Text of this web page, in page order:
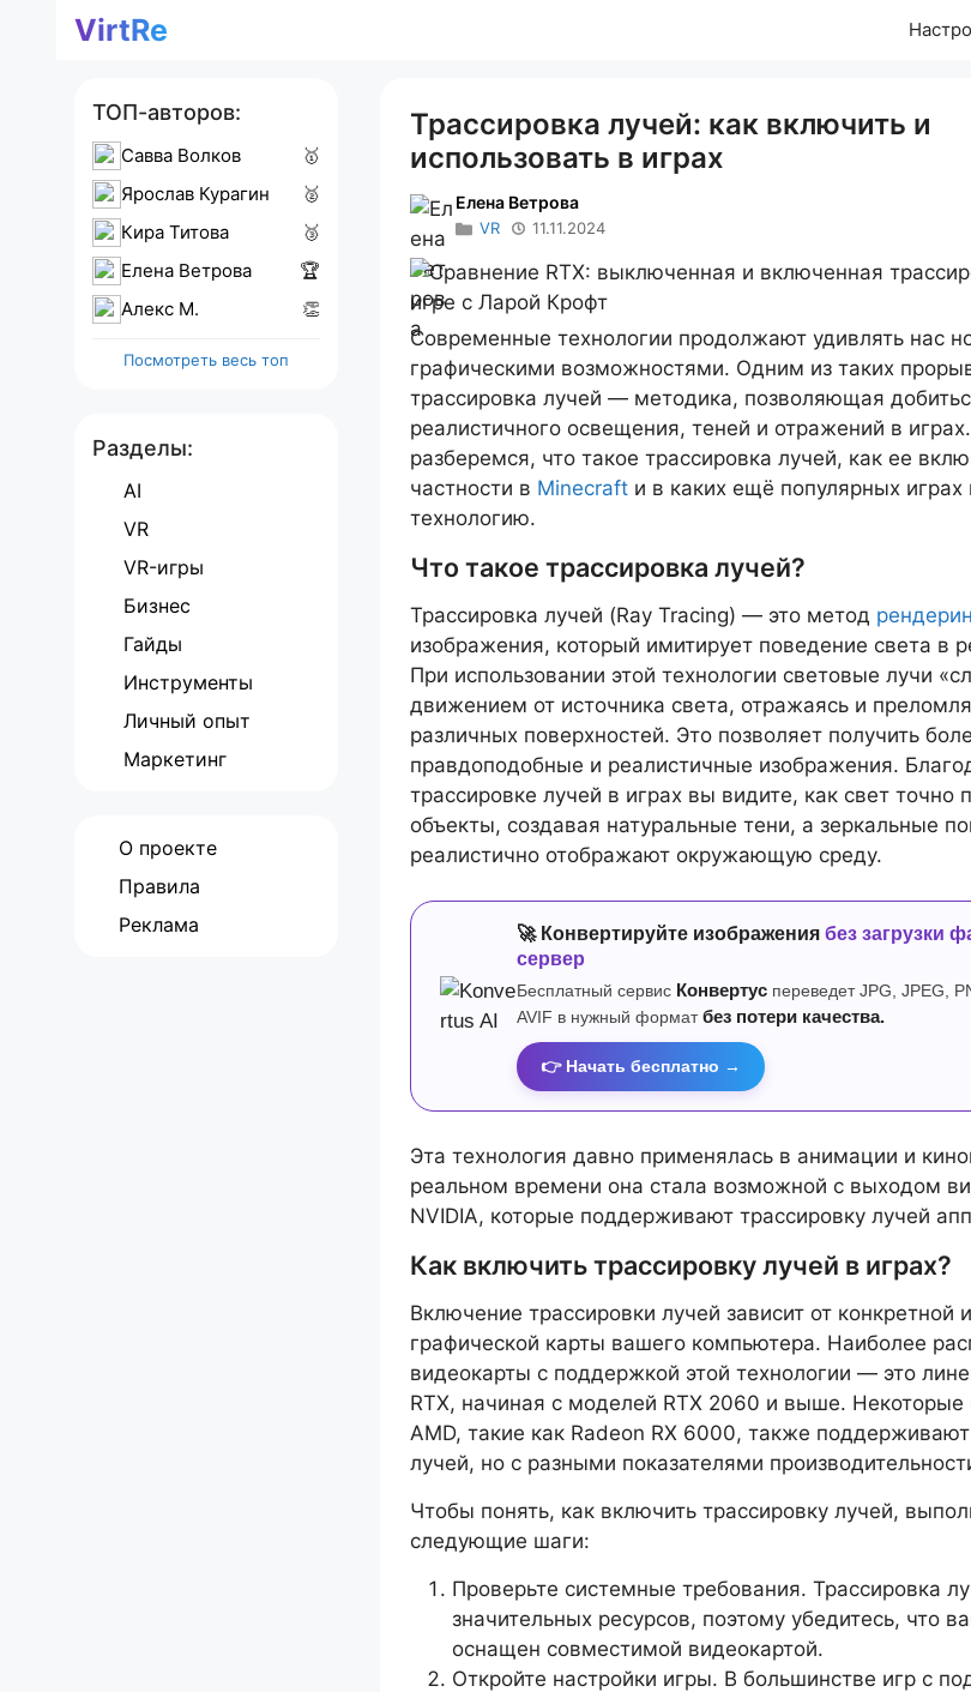
ПерейтиVirtRe
Трассировка лучей: как включить и
использовать в играх
Елена Ветрова
VR 11.11.2024
Современные технологии продолжают удивлять нас
графическими возможностями. Одним из таких
трассировка лучей — методика, позволяющая
реалистичного освещения, теней и отражений в
разберемся, что такое трассировка лучей, как ее
частности в Minecraft и в каких ещё популярных играх
технологию.
Что такое трассировка лучей?
Трассировка лучей (Ray Tracing) — это метод
изображения, который имитирует поведение света в
При использовании этой технологии световые лучи
движением от источника света, отражаясь и
различных поверхностей. Это позволяет получить
правдоподобные и реалистичные изображения.
трассировке лучей в играх вы видите, как свет точно
объекты, создавая натуральные тени, а зеркальные
реалистично отображают окружающую среду.
🚀 Конвертируйте изображения без загрузки
сервер
Бесплатный сервис Конвертус переведет JPG, JPEG,
AVIF в нужный формат без потери качества.
👉 Начать бесплатно →
Эта технология давно применялась в анимации и
реальном времени она стала возможной с выходом
NVIDIA, которые поддерживают трассировку лучей
Как включить трассировку лучей в играх?
Включение трассировки лучей зависит от конкретной
графической карты вашего компьютера. Наиболее
видеокарты с поддержкой этой технологии — это
RTX, начиная с моделей RTX 2060 и выше. Некоторые
AMD, такие как Radeon RX 6000, также
лучей, но с разными показателями
Чтобы понять, как включить трассировку лучей,
следующие шаги:
Проверьте системные требования. Трассировка
значительных ресурсов, поэтому убедитесь, что
оснащен совместимой видеокартой.
Откройте настройки игры. В большинстве игр с
ТОП-авторов:
Савва Волков
🥇
Ярослав Курагин
🥈
Кира Титова
🥉
Елена Ветрова
🏆
Алекс M.
👏
Посмотреть весь топ
Разделы:
AI
VR
VR-игры
Бизнес
Гайды
Инструменты
Личный опыт
Маркетинг
О проекте
Правила
Реклама